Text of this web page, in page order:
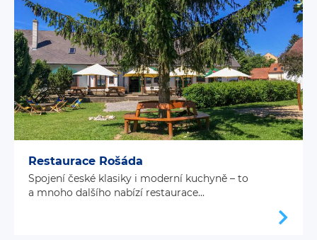
Restaurace Rošáda
Spojení české klasiky i moderní kuchyně – to
a mnoho dalšího nabízí restaurace...